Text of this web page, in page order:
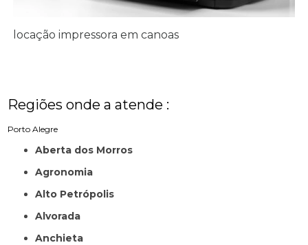
locação impressora em canoas
Regiões onde a atende :
Porto Alegre
Aberta dos Morros
Agronomia
Alto Petrópolis
Alvorada
Anchieta